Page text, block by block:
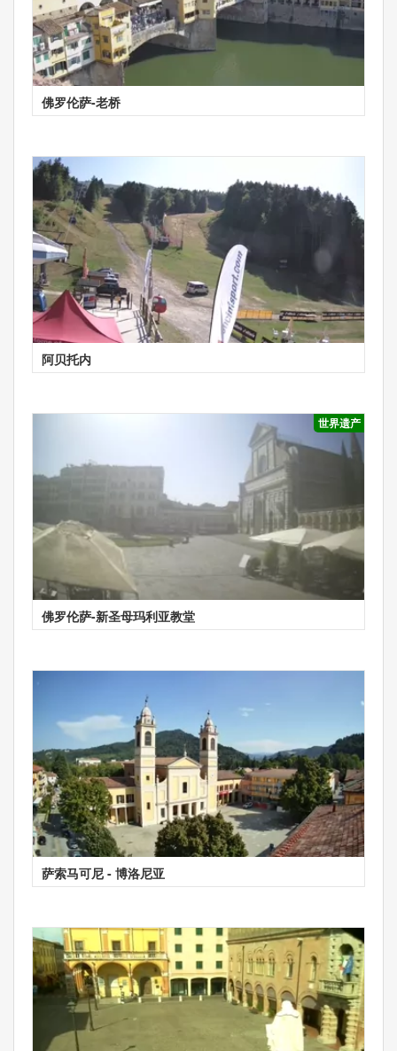
佛罗伦萨-老桥
阿贝托内
世界遗产
佛罗伦萨-新圣母玛利亚教堂
萨索马可尼 - 博洛尼亚